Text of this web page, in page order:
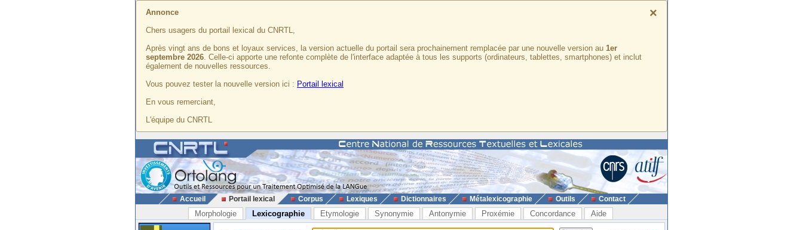
×
Annonce
Chers usagers du portail lexical du CNRTL,
Après vingt ans de bons et loyaux services, la version actuelle du portail sera prochainement remplacée par une nouvelle version au 1er
septembre 2026. Celle-ci apporte une refonte complète de l'interface adaptée à tous les supports (ordinateurs, tablettes, smartphones) et inclut
également de nouvelles ressources.
Vous pouvez tester la nouvelle version ici : Portail lexical
En vous remerciant,
L'équipe du CNRTL
Accueil Portail lexical Corpus Lexiques Dictionnaires Métalexicographie Outils Contact
Morphologie Lexicographie Etymologie Synonymie Antonymie Proxémie Concordance Aide